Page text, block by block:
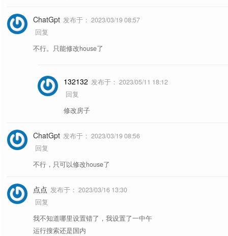
ChatGpt 发布于： 2023/03/19 08:57
回复
不行。只能修改house了
132132 发布于： 2023/05/11 18:12
回复
修改房子
ChatGpt 发布于： 2023/03/19 08:56
回复
不行，只可以修改house了
点点 发布于： 2023/03/16 13:30
回复
我不知道哪里设置错了，我设置了一中午
运行搜索还是国内